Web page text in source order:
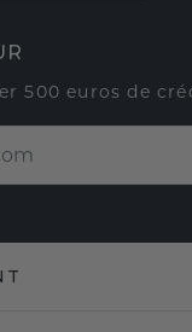
500 euros de